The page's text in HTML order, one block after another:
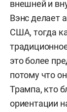
внешней и
Вэнс делает
США, тогда
это более
потому что
Трампа, кто
ориентации